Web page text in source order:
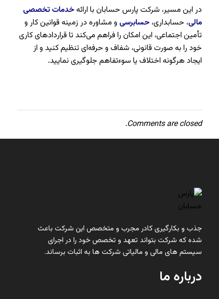
در این مسیر، شرکت پارس حسابان با ارائهخدمات تخصصی
مالی، حسابداری، حسابرسی و مشاوره در زمینه قوانین کار و
تأمین اجتماعی، این امکان را فراهم می‌کند تا قراردادهای کاری
خود را به صورت قانونی، شفاف و حرفه‌ای تنظیم کنید و از
ایجاد هرگونه اختلاف یا سوءتفاهم جلوگیری نمایید.
Comments are closed.
جذب و بکارگیری کادر مجرب و متخصص این شرکت باعث
شده که شرکت بتواند تعهد و تخصص خود را در اجرای
سیستم ‏های مالی و مالیاتی شرکت ‏ها به اثبات برساند.
درباره ما